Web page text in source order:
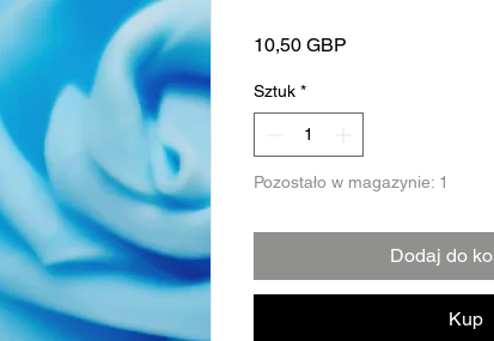
10,50 GBP
Sztuk *
Pozostało w magazynie: 1
Dodaj do
Kup